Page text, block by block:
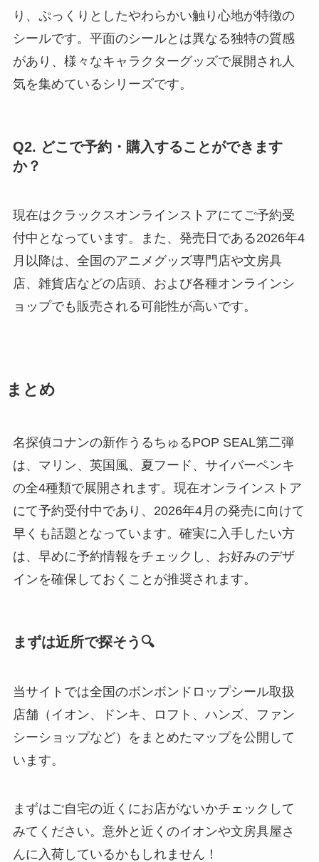
り、ぷっくりとしたやわらかい触り心地が特徴の
シールです。平面のシールとは異なる独特の質感
があり、様々なキャラクターグッズで展開され人
気を集めているシリーズです。
Q2. どこで予約・購入することができます
か？
現在はクラックスオンラインストアにてご予約受
付中となっています。また、発売日である2026年4
月以降は、全国のアニメグッズ専門店や文房具
店、雑貨店などの店頭、および各種オンラインシ
ョップでも販売される可能性が高いです。
まとめ
名探偵コナンの新作うるちゅるPOP SEAL第二弾
は、マリン、英国風、夏フード、サイバーペンキ
の全4種類で展開されます。現在オンラインストア
にて予約受付中であり、2026年4月の発売に向けて
早くも話題となっています。確実に入手したい方
は、早めに予約情報をチェックし、お好みのデザ
インを確保しておくことが推奨されます。
まずは近所で探そう🔍
当サイトでは全国のボンボンドロップシール取扱
店舗（イオン、ドンキ、ロフト、ハンズ、ファン
シーショップなど）をまとめたマップを公開して
います。
まずはご自宅の近くにお店がないかチェックして
みてください。意外と近くのイオンや文房具屋さ
んに入荷しているかもしれません！